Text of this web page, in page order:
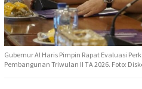
Gubernur Al Haris Pimpin Rapat Evaluasi
Pembangunan Triwulan II TA 2026. Foto: